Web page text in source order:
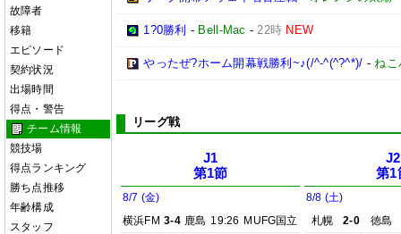
故障者
移籍
エピソード
契約状況
出場時間
得点・警告
チーム情報
競技場
得点ランキング
勝ち点推移
年齢構成
スタッフ
1?0勝利 - Bell-Mac -22時 NEW
やったぜ?ホーム開幕戦勝利~♪(/^-^(^?^*)/ -ねこ
リーグ戦
J1
第1節
8/7 (金)
横浜FM 3-4 鹿島 19:26 MUFG国立
J2
第1
8/8 (土)
札幌
2-0
徳島